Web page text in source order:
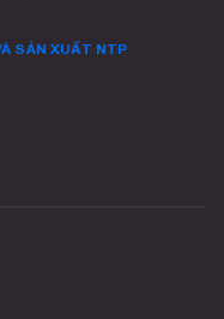
SẢN XUẤT NTP